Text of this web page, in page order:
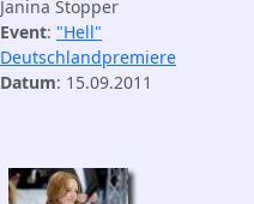
Janina Stopper
Event: "Hell"
Deutschlandpremiere
Datum: 15.09.2011